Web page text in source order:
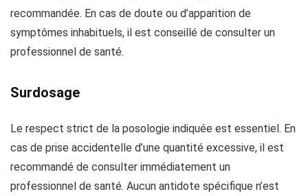
recommandée. En cas de doute ou d’apparition de
symptômes inhabituels, il est conseillé de consulter un
professionnel de santé.
Surdosage
Le respect strict de la posologie indiquée est essentiel. En
cas de prise accidentelle d’une quantité excessive, il est
recommandé de consulter immédiatement un
professionnel de santé. Aucun antidote spécifique n’est